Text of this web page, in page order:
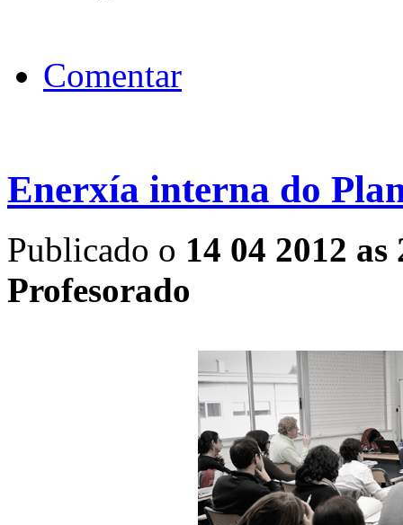
Comentar
Enerxía interna do
Publicado o 14 04 2012 as
Profesorado